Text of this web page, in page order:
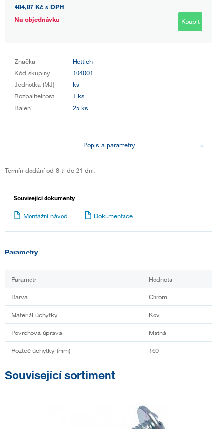
484,87 Kč s DPH
Na objednávku
Koupit
Značka
Hettich
Kód skupiny
104001
Jednotka (MJ)
ks
Rozbalitelnost
1 ks
Balení
25 ks
Popis a parametry
Termín dodání od 8-ti do 21 dní.
Související dokumenty
Montážní návod Dokumentace
Parametry
Parametr Hodnota
Barva Chrom
Materiál úchytky Kov
Povrchová úprava Matná
Rozteč úchytky (mm) 160
Související sortiment